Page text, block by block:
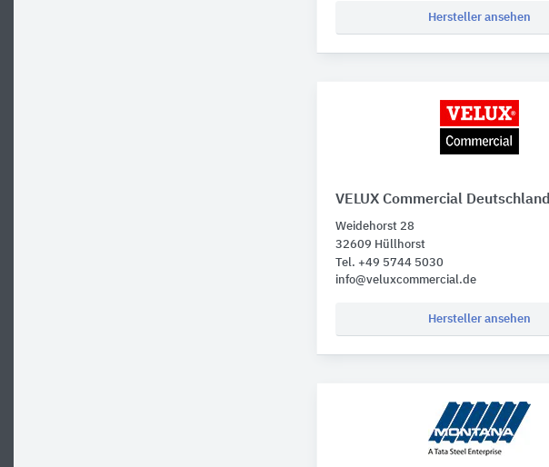
Hersteller ansehen
VELUX Commercial Deutschland
Weidehorst 28
32609 Hüllhorst
Tel. +49 5744 5030
info@veluxcommercial.de
Hersteller ansehen